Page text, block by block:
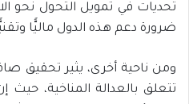
تحديات في تمويل التحول نحو
ضرورة دعم هذه الدول ماليًّا
ومن ناحية أخرى، يثير تحقيق
تتعلق بالعدالة المناخية، حيث